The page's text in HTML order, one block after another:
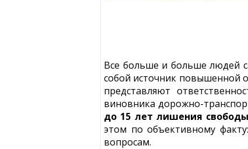
Все больше и больше людей
собой источник повышенной
представляют
виновника дорожно-
до 15 лет лишения свободы
этом по объективному
вопросам.